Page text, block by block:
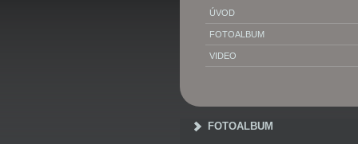
ÚVOD
FOTOALBUM
VIDEO
FOTOALBUM